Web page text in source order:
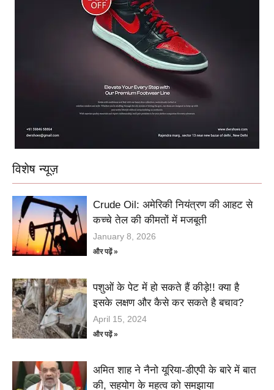
विशेष न्यूज़
Crude Oil: अमेरिकी नियंत्रण की आहट से
कच्चे तेल की कीमतों में मजबूती
January 8, 2026
और पढ़ें »
पशुओं के पेट में हो सकते हैं कीड़े!! क्या है
इसके लक्षण और कैसे कर सकते है बचाव?
April 15, 2024
और पढ़ें »
अमित शाह ने नैनो यूरिया-डीएपी के बारे में बात
की, सहयोग के महत्व को समझाया